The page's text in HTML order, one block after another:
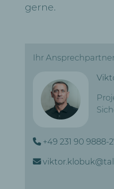
gerne.
Ihr
+49 231 90 9888-